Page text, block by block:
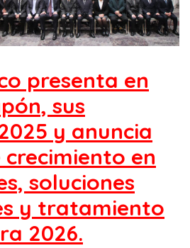
presenta en
sus
y anuncia
crecimiento en
soluciones
y tratamiento
2026.